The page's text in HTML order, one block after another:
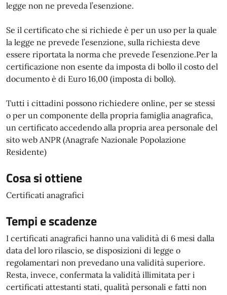
legge non ne preveda l’esenzione.
Se il certificato che si richiede è per un uso per la quale
la legge ne prevede l’esenzione, sulla richiesta deve
essere riportata la norma che prevede l’esenzione.Per la
certificazione non esente da imposta di bollo il costo del
documento è di Euro 16,00 (imposta di bollo).
Tutti i cittadini possono richiedere online, per se stessi
o per un componente della propria famiglia anagrafica,
un certificato accedendo alla propria area personale del
sito web ANPR (Anagrafe Nazionale Popolazione
Residente)
Cosa si ottiene
Certificati anagrafici
Tempi e scadenze
I certificati anagrafici hanno una validità di 6 mesi dalla
data del loro rilascio, se disposizioni di legge o
regolamentari non prevedano una validità superiore.
Resta, invece, confermata la validità illimitata per i
certificati attestanti stati, qualità personali e fatti non